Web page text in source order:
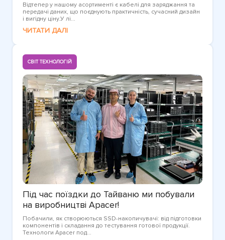
Відтепер у нашому асортименті є кабелі для заряджання та
передачі даних, що поєднують практичність, сучасний дизайн
і вигідну ціну.У лі...
ЧИТАТИ ДАЛІ
СВІТ ТЕХНОЛОГІЙ
Під час поїздки до Тайваню ми побували
на виробництві Apacer!
Побачили, як створюються SSD-накопичувачі: від підготовки
компонентів і складання до тестування готової продукції.
Технологи Apacer под...